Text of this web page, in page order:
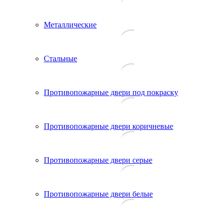
Металлические
Стальные
Противопожарные двери под покраску
Противопожарные двери коричневые
Противопожарные двери серые
Противопожарные двери белые